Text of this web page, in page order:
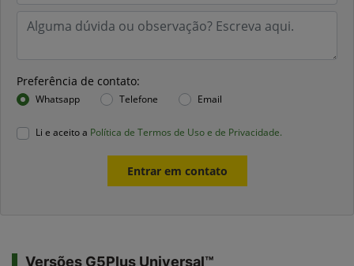
Preferência de contato:
Whatsapp Telefone Email
Li e aceito a Política de Termos de Uso e de Privacidade.
Entrar em contato
Versões G5Plus Universal™